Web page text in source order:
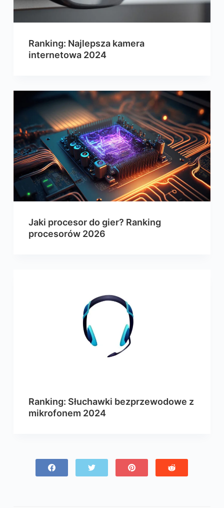
Ranking: Najlepsza kamera
internetowa 2024
Jaki procesor do gier? Ranking
procesorów 2026
Ranking: Słuchawki bezprzewodowe z
mikrofonem 2024